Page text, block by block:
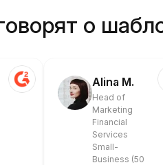
о
Alina M.
Head of
Marketing
Financial
Services
Small-
Business (50